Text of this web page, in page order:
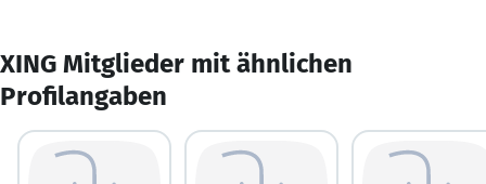
XING Mitglieder mit ähnlichen
Profilangaben